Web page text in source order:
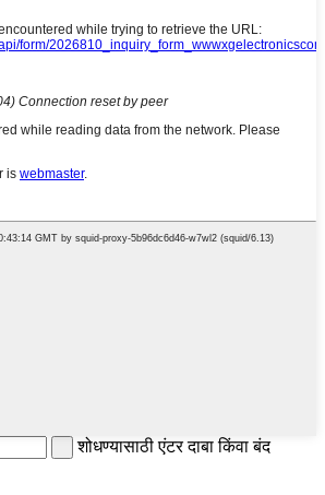
शोधण्यासाठी एंटर दाबा किंवा बंद